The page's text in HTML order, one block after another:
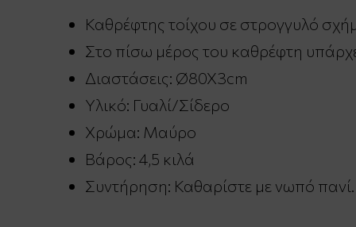
Καθρέφτης τοίχου σε στρογγυλό
Στο πίσω μέρος του καθρέφτη
Διαστάσεις: Ø80X3cm
Υλικό: Γυαλί/Σίδερο
Χρώμα: Μαύρο
Βάρος: 4,5 κιλά
Συντήρηση: Καθαρίστε με νωπό πανί.